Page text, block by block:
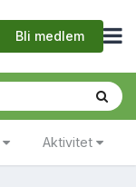
Bli medlem
Aktivitet